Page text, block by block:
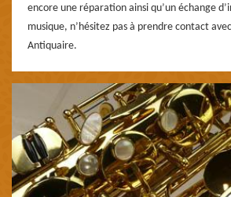
encore une réparation ainsi qu’un échange
musique, n’hésitez pas à prendre contact
Antiquaire.